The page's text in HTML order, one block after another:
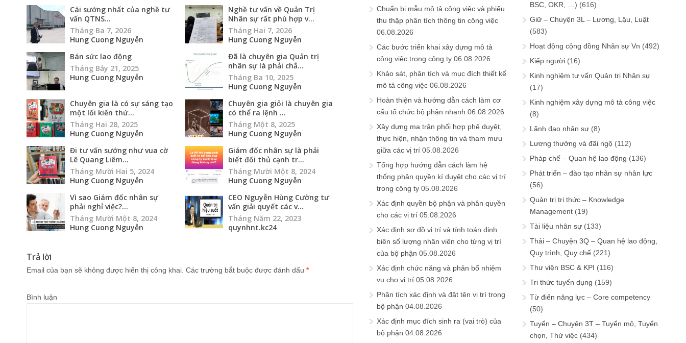
Cái sướng nhất của nghề tư
vấn QTNS...
Tháng Ba 7, 2026
Hung Cuong Nguyễn
Nghề tư vấn về Quản Trị
Nhân sự rất phù hợp v...
Tháng Hai 7, 2026
Hung Cuong Nguyễn
Bán sức lao động
Tháng Bảy 21, 2025
Hung Cuong Nguyễn
Đã là chuyên gia Quản trị
nhân sự là phải chắ...
Tháng Ba 10, 2025
Hung Cuong Nguyễn
Chuyên gia là có sự sáng tạo
một lối kiến thứ...
Tháng Hai 28, 2025
Hung Cuong Nguyễn
Chuyên gia giỏi là chuyên gia
có thể ra lệnh ...
Tháng Một 8, 2025
Hung Cuong Nguyễn
Đi tư vấn sướng như vua cờ
Lê Quang Liêm...
Tháng Mười Hai 5, 2024
Hung Cuong Nguyễn
Giám đốc nhân sự là phải
biết đối thủ cạnh tr...
Tháng Mười Một 8, 2024
Hung Cuong Nguyễn
Vì sao Giám đốc nhân sự
phải nghỉ việc?...
Tháng Mười Một 8, 2024
Hung Cuong Nguyễn
CEO Nguyễn Hùng Cường tư
vấn giải quyết các v...
Tháng Năm 22, 2023
quynhnt.kc24
Trả lời
Email của bạn sẽ không được hiển thị công khai. Các trường bắt buộc được đánh dấu *
Bình luận
Chuẩn bị mẫu mô tả công việc và phiếu
thu thập phân tích thông tin công việc
06.08.2026
Các bước triển khai xây dựng mô tả
công việc trong công ty 06.08.2026
Khảo sát, phân tích và mục đích thiết kế
mô tả công việc 06.08.2026
Hoàn thiện và hướng dẫn cách làm cơ
cấu tổ chức bộ phận nhanh 06.08.2026
Xây dựng ma trận phối hợp phê duyệt,
thực hiện, nhận thông tin và tham mưu
giữa các vị trí 05.08.2026
Tổng hợp hướng dẫn cách làm hệ
thống phân quyền kí duyệt cho các vị trí
trong công ty 05.08.2026
Xác định quyền bộ phận và phân quyền
cho các vị trí 05.08.2026
Xác định sơ đồ vị trí và tính toán định
biên số lượng nhân viên cho từng vị trí
của bộ phận 05.08.2026
Xác định chức năng và phân bổ nhiệm
vụ cho vị trí 05.08.2026
Phân tích xác định và đặt tên vị trí trong
bộ phận 04.08.2026
Xác định mục đích sinh ra (vai trò) của
bộ phận 04.08.2026
BSC, OKR, …) (616)
Giữ – Chuyện 3L – Lương, Lậu, Luật
(583)
Hoạt động cộng đồng Nhân sự Vn (492)
Kiếp người (16)
Kinh nghiệm tư vấn Quản trị Nhân sự
(17)
Kinh nghiệm xây dựng mô tả công việc
(8)
Lãnh đạo nhân sự (8)
Lương thưởng và đãi ngộ (112)
Pháp chế – Quan hệ lao động (136)
Phát triển – đào tạo nhân sự nhân lực
(56)
Quản trị tri thức – Knowledge
Management (19)
Tài liệu nhân sự (133)
Thải – Chuyện 3Q – Quan hệ lao động,
Quy trình, Quy chế (221)
Thư viện BSC & KPI (116)
Tri thức tuyển dụng (159)
Từ điển năng lực – Core competency
(50)
Tuyển – Chuyện 3T – Tuyển mộ, Tuyển
chọn, Thử việc (434)